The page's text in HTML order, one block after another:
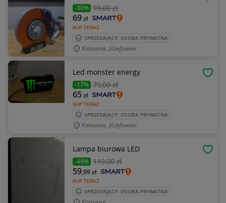
-30% 99,00 zł
KUP TERAZ
69zł
SPRZEDAJĄCY: OSOBA PRYWATNA
Katowice, Józefowiec
Led monster energy
-17% 79,00 zł
KUP TERAZ
65zł
SPRZEDAJĄCY: OSOBA PRYWATNA
Katowice, Józefowiec
Lampa biurowa LED
-49% 119,00 zł
KUP TERAZ
59,99zł
SPRZEDAJĄCY: OSOBA PRYWATNA